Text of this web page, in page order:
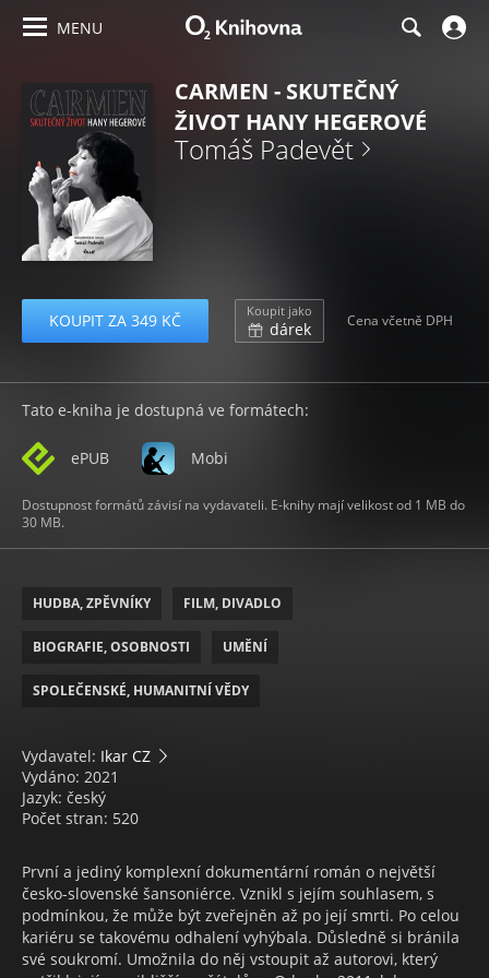
MENU
CARMEN - SKUTEČNÝ
ŽIVOT HANY HEGEROVÉ
Tomáš Padevět
KOUPIT ZA 349 KČ Koupit jako
dárek Cena včetně DPH
Tato e-kniha je dostupná ve formátech:
ePUB Mobi
Dostupnost formátů závisí na vydavateli. E-knihy mají velikost od 1 MB do
30 MB.
HUDBA, ZPĚVNÍKY FILM, DIVADLO
BIOGRAFIE, OSOBNOSTI UMĚNÍ
SPOLEČENSKÉ, HUMANITNÍ VĚDY
Vydavatel: Ikar CZ
Vydáno: 2021
Jazyk: český
Počet stran: 520
První a jediný komplexní dokumentární román o největší
česko-slovenské šansoniérce. Vznikl s jejím souhlasem, s
podmínkou, že může být zveřejněn až po její smrti. Po celou
kariéru se takovému odhalení vyhýbala. Důsledně si bránila
své soukromí. Umožnila do něj vstoupit až autorovi, který